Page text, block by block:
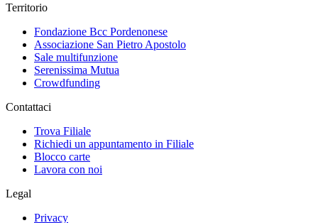
Territorio
Fondazione Bcc Pordenonese
Associazione San Pietro Apostolo
Sale multifunzione
Serenissima Mutua
Crowdfunding
Contattaci
Trova Filiale
Richiedi un appuntamento in Filiale
Blocco carte
Lavora con noi
Legal
Privacy